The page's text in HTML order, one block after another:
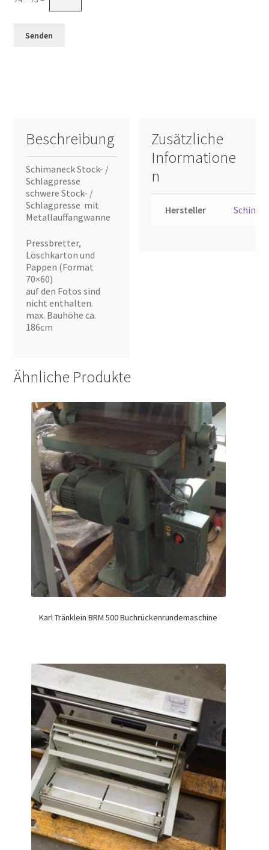
Beschreibung
Schimaneck Stock- /
Schlagpresse
schwere Stock- /
Schlagpresse mit
Metallauffangwanne
Pressbretter,
Löschkarton und
Pappen (Format
70×60)
auf den Fotos sind
nicht enthalten.
max. Bauhöhe ca.
186cm
Zusätzliche
Informatione
n
Hersteller
Ähnliche Produkte
Karl Tränklein BRM 500 Buchrückenrundemaschine